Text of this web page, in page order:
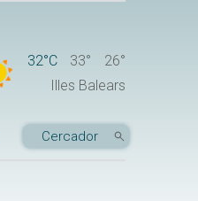
32°C 33°
26°
Illes Balears